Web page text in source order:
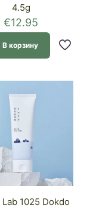
4.5g
€12.95
В корзину
Lab 1025 Dokdo